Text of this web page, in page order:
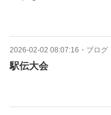
2026-02-02 08:07:16 ・ ブログ
駅伝大会